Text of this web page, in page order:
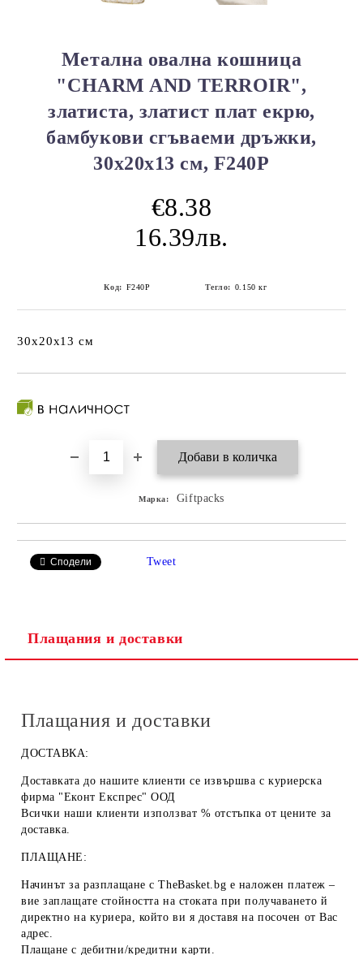
Метална овална кошница
"CHARM AND TERROIR",
златиста, златист плат екрю,
бамбукови сгъваеми дръжки,
30x20x13 см, F240P
€8.38
16.39лв.
Код: F240P Тегло: 0.150 кг
30x20x13 см
Марка: Giftpacks
Сподели Tweet
Плащания и доставки
Плащания и доставки
ДОСТАВКА:
Доставката до нашите клиенти се извършва с куриерска
фирма "Еконт Експрес" ООД
Всички наши клиенти използват % отстъпка от цените за
доставка.
ПЛАЩАНЕ:
Начинът за разплащане с TheBasket.bg е наложен платеж –
вие заплащате стойността на стоката при получаването й
директно на куриера, който ви я доставя на посочен от Вас
адрес.
Плащане с дебитни/кредитни карти .